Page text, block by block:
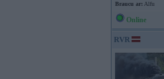
Braucu ar: Alfu
Online
RVR